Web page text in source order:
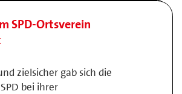
SPD-Ortsverein
zielsicher gab sich die
bei ihrer